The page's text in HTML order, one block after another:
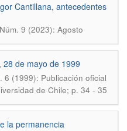
Cantillana, antecedentes
9 (2023): Agosto
28 de mayo de 1999
6 (1999): Publicación oficial
de Chile; p. 34 - 35
la permanencia